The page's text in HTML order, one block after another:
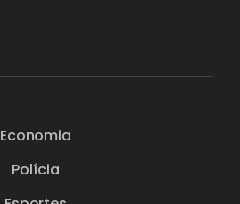
Economia
Polícia